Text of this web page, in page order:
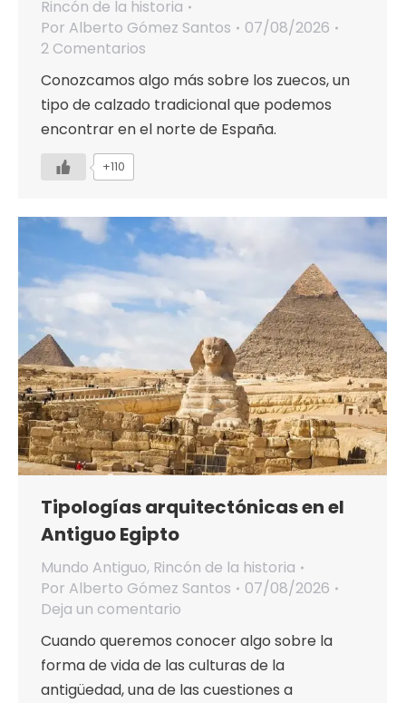
Rincón de la historia
Por Alberto Gómez Santos
07/08/2026
2 Comentarios
Conozcamos algo más sobre los zuecos, un
tipo de calzado tradicional que podemos
encontrar en el norte de España.
+110
Tipologías arquitectónicas en el
Antiguo Egipto
Mundo Antiguo, Rincón de la historia
Por Alberto Gómez Santos
07/08/2026
Deja un comentario
Cuando queremos conocer algo sobre la
forma de vida de las culturas de la
antigüedad, una de las cuestiones a